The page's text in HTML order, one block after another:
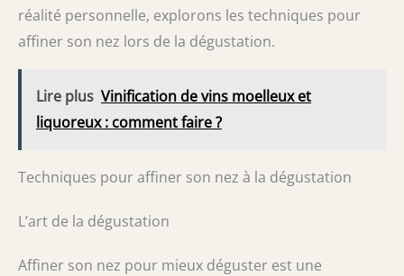
réalité personnelle, explorons les techniques pour
affiner son nez lors de la dégustation.
Lire plus Vinification de vins moelleux et
liquoreux : comment faire ?
Techniques pour affiner son nez à la dégustation
L’art de la dégustation
Affiner son nez pour mieux déguster est une